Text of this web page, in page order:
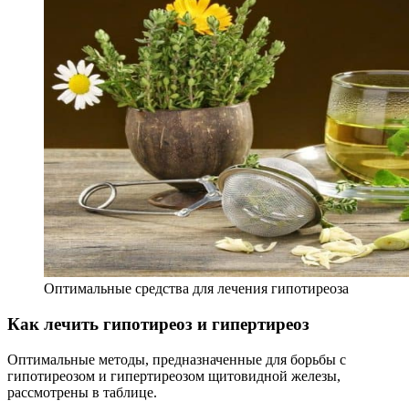
Оптимальные средства для лечения гипотиреоза
Как лечить гипотиреоз и гипертиреоз
Оптимальные методы, предназначенные для борьбы с
гипотиреозом и гипертиреозом щитовидной железы,
рассмотрены в таблице.